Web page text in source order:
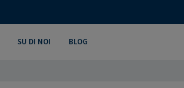
SU DI NOI BLOG